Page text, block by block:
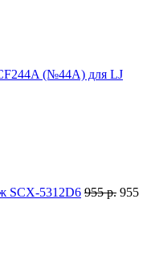
(№44A) для LJ
SCX-5312D6 955 р. 955